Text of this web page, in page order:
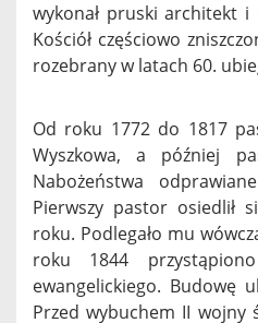
wykonał pruski architekt i
Kościół częściowo
rozebrany w latach 60.
Od roku 1772 do 1817
Wyszkowa, a później
Nabożeństwa
Pierwszy pastor osiedlił
roku. Podlegało mu
roku 1844
ewangelickiego. Budowę
Przed wybuchem II wojny